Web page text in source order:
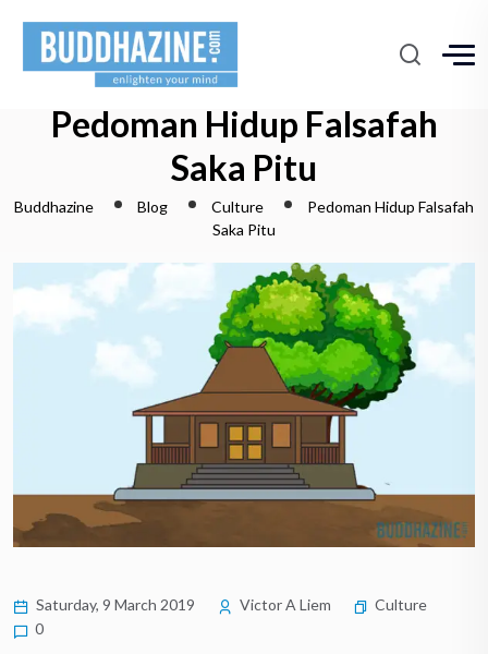
Pedoman Hidup Falsafah
Saka Pitu
Buddhazine Blog Culture
Pedoman Hidup Falsafah
Saka Pitu
Saturday, 9 March 2019 Victor A Liem
Culture
0